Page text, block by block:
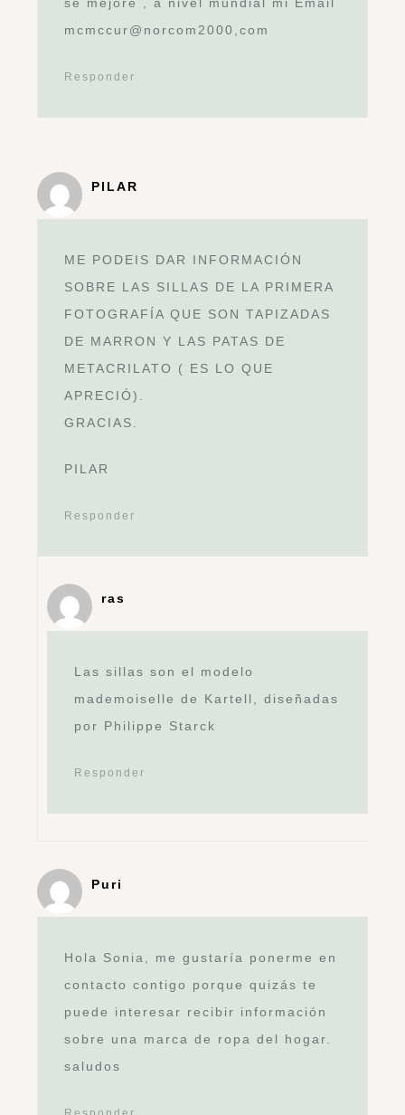
mcmccur@norcom2000,com
Responder
PILAR
ME PODEIS DAR INFORMACIÓN
SOBRE LAS SILLAS DE LA PRIMERA
FOTOGRAFÍA QUE SON TAPIZADAS
DE MARRON Y LAS PATAS DE
METACRILATO ( ES LO QUE
APRECIÓ).
GRACIAS.
PILAR
Responder
ras
Las sillas son el modelo
mademoiselle de Kartell, diseñadas
por Philippe Starck
Responder
Puri
Hola Sonia, me gustaría ponerme en
contacto contigo porque quizás te
puede interesar recibir información
sobre una marca de ropa del hogar.
saludos